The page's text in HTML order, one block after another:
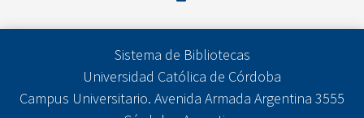
Sistema de Bibliotecas
Universidad Católica de Córdoba
Campus Universitario. Avenida Armada Argentina 3555